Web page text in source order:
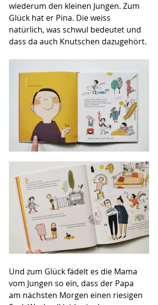
wiederum den kleinen Jungen. Zum
Glück hat er Pina. Die weiss
natürlich, was schwul bedeutet und
dass da auch Knutschen dazugehört.
Und zum Glück fädelt es die Mama
vom Jungen so ein, dass der Papa
am nächsten Morgen einen riesigen